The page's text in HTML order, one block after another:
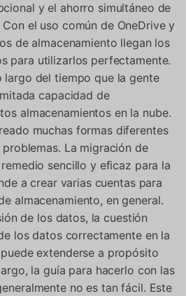
y el ahorro simultáneo de
el uso común de OneDrive y
de almacenamiento llegan los
para utilizarlos perfectamente.
largo del tiempo que la gente
capacidad de
almacenamientos en la nube.
muchas formas diferentes
La migración de
sencillo y eficaz para la
a crear varias cuentas para
almacenamiento, en general.
de los datos, la cuestión
los datos correctamente en la
extenderse a propósito
la guía para hacerlo con las
no es tan fácil. Este